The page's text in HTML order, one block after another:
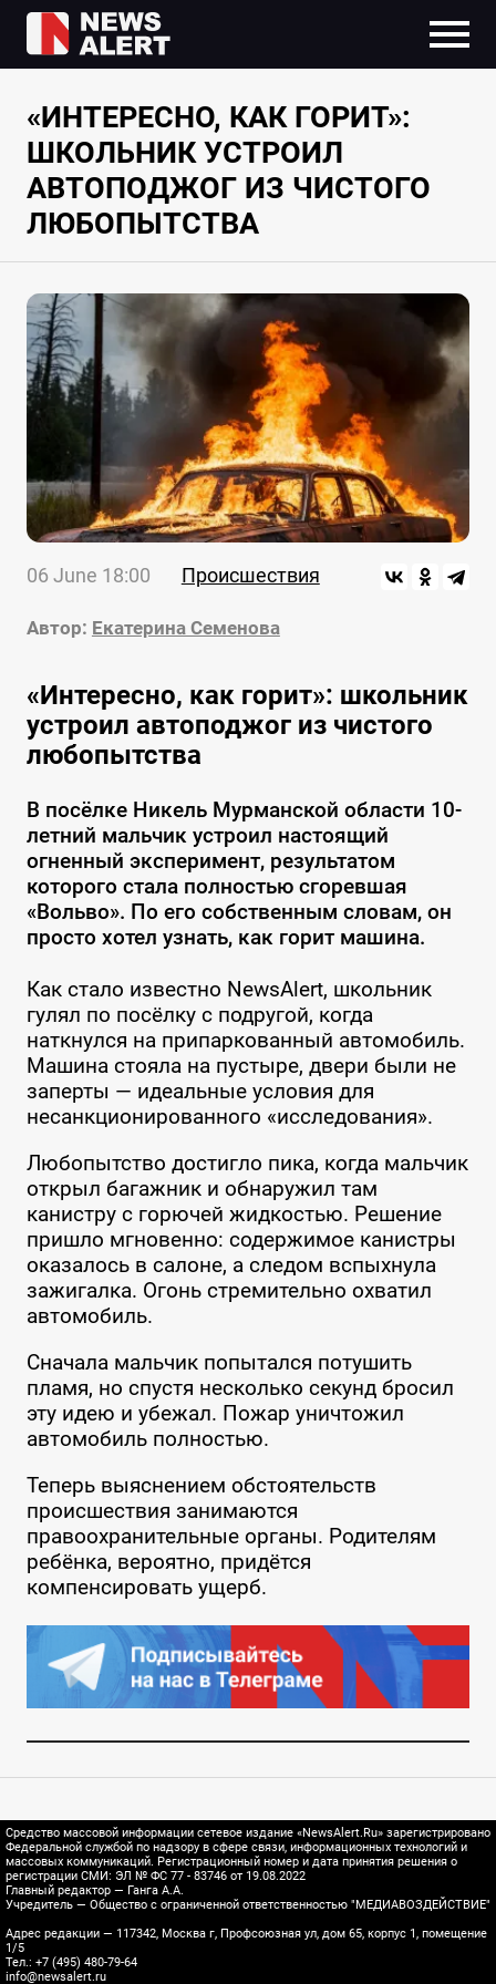
«ИНТЕРЕСНО, КАК ГОРИТ»:
ШКОЛЬНИК УСТРОИЛ
АВТОПОДЖОГ ИЗ ЧИСТОГО
ЛЮБОПЫТСТВА
06 June 18:00 Происшествия
Автор: Екатерина Семенова
«Интересно, как горит»: школьник
устроил автоподжог из чистого
любопытства
В посёлке Никель Мурманской области 10-
летний мальчик устроил настоящий
огненный эксперимент, результатом
которого стала полностью сгоревшая
«Вольво». По его собственным словам, он
просто хотел узнать, как горит машина.
Как стало известно NewsAlert, школьник
гулял по посёлку с подругой, когда
наткнулся на припаркованный автомобиль.
Машина стояла на пустыре, двери были не
заперты — идеальные условия для
несанкционированного «исследования».
Любопытство достигло пика, когда мальчик
открыл багажник и обнаружил там
канистру с горючей жидкостью. Решение
пришло мгновенно: содержимое канистры
оказалось в салоне, а следом вспыхнула
зажигалка. Огонь стремительно охватил
автомобиль.
Сначала мальчик попытался потушить
пламя, но спустя несколько секунд бросил
эту идею и убежал. Пожар уничтожил
автомобиль полностью.
Теперь выяснением обстоятельств
происшествия занимаются
правоохранительные органы. Родителям
ребёнка, вероятно, придётся
компенсировать ущерб.
Средство массовой информации сетевое издание «NewsAlert.Ru» зарегистрировано
Федеральной службой по надзору в сфере связи, информационных технологий и
массовых коммуникаций. Регистрационный номер и дата принятия решения о
регистрации СМИ: ЭЛ № ФС 77 - 83746 от 19.08.2022
Главный редактор — Ганга А.А.
Учредитель — Общество с ограниченной ответственностью "МЕДИАВОЗДЕЙСТВИЕ"
Адрес редакции — 117342, Москва г, Профсоюзная ул, дом 65, корпус 1, помещение
1/5
Тел.: +7 (495) 480-79-64
info@newsalert.ru